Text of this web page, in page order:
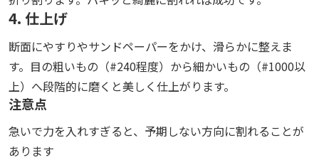
4. 仕上げ
断面にやすりやサンドペーパーをかけ、滑らかに整えま
す。目の粗いもの（#240程度）から細かいもの（#1000以
上）へ段階的に磨くと美しく仕上がります。
注意点
急いで力を入れすぎると、予期しない方向に割れることが
あります